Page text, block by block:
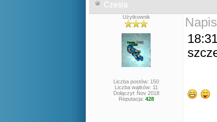
Czesia
Użytkownik
Liczba postów: 150
Liczba wątków: 11
Dołączył: Nov 2018
Reputacja: 428